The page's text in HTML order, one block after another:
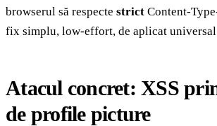
browserul să respecte strict Content-
fix simplu, low-effort, de aplicat
Atacul concret: XSS
de profile picture